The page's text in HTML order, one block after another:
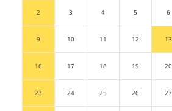
2 3 4 5 6
9 10 11 12 13
16 17 18 19 20
23 24 25 26 27